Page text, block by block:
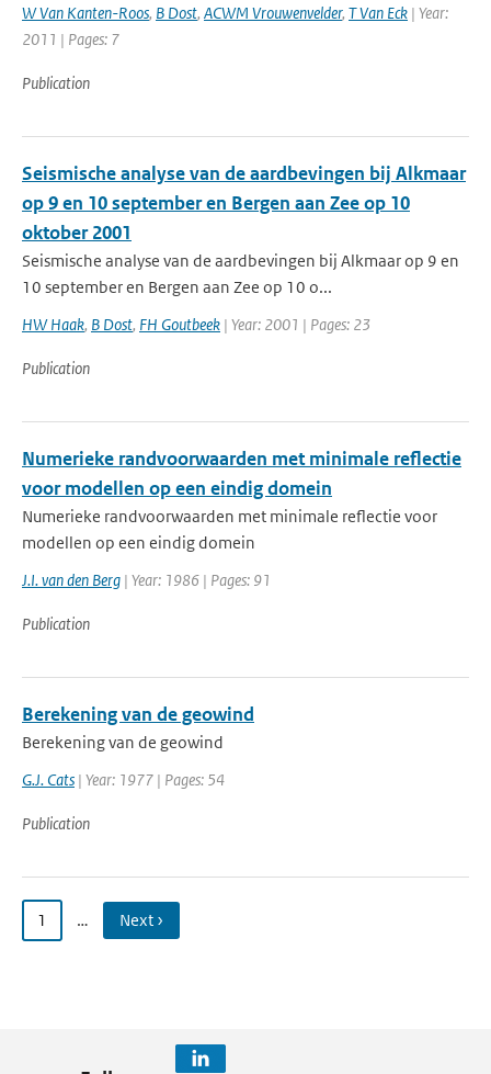
W Van Kanten-Roos, B Dost, ACWM Vrouwenvelder, T Van Eck | Year:
2011 | Pages: 7
Publication
Seismische analyse van de aardbevingen bij Alkmaar
op 9 en 10 september en Bergen aan Zee op 10
oktober 2001
Seismische analyse van de aardbevingen bij Alkmaar op 9 en
10 september en Bergen aan Zee op 10 o...
HW Haak, B Dost, FH Goutbeek | Year: 2001 | Pages: 23
Publication
Numerieke randvoorwaarden met minimale reflectie
voor modellen op een eindig domein
Numerieke randvoorwaarden met minimale reflectie voor
modellen op een eindig domein
J.I. van den Berg | Year: 1986 | Pages: 91
Publication
Berekening van de geowind
Berekening van de geowind
G.J. Cats | Year: 1977 | Pages: 54
Publication
1 … Next ›